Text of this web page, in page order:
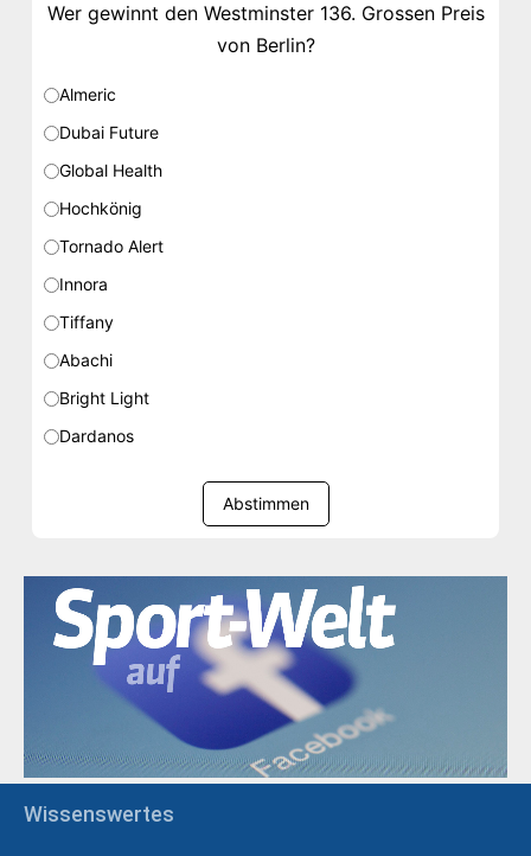
Wer gewinnt den Westminster 136. Grossen Preis
von Berlin?
Almeric
Dubai Future
Global Health
Hochkönig
Tornado Alert
Innora
Tiffany
Abachi
Bright Light
Dardanos
Abstimmen
Wissenswertes